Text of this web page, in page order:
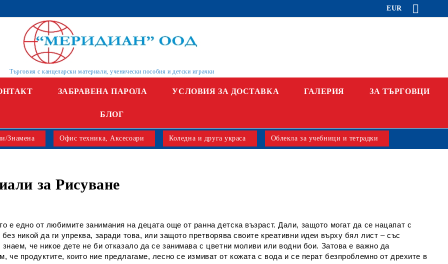
EUR
Търговия с канцеларски материали, ученически пособия и детски играчки
ЗАБРАВЕНА ПАРОЛА УСЛОВИЯ ЗА ДОСТАВКА ГАЛЕРИЯ ЗА ТЪРГОВЦИ
БЛОГ
Знамена Офис техника, Аксесоари Коледна и друга украса Облекла за учебници и тетрадки
за Рисуване
е едно от любимите занимания на децата още от ранна детска възраст. Дали, защото могат да се нацапат с
без никой да ги упреква, заради това, или защото претворява своите креативни идеи върху бял лист – със
знаем, че никое дете не би отказало да се занимава с цветни моливи или водни бои. Затова е важно да
че продуктите, които ние предлагаме, лесно се измиват от кожата с вода и се перат безпроблемно от дрехите в